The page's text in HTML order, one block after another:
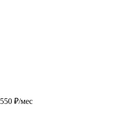
550 ₽/мес